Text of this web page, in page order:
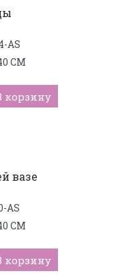
AS
СМ
корзину
вазе
AS
СМ
корзину